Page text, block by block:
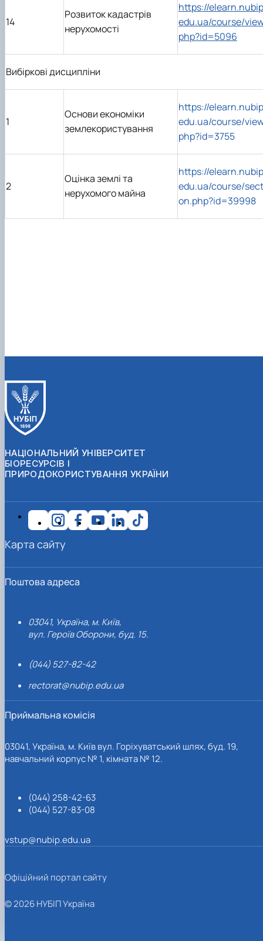
14
Розвиток кадастрів
нерухомості
https://
edu.ua/course/
php?id=5096
Вибіркові дисципліни
1
Основи економіки
землекористування
https://
edu.ua/course/
php?id=3755
2
Оцінка землі та
нерухомого майна
https://
edu.ua/course/
on.php?id=39998
НАЦІОНАЛЬНИЙ УНІВЕРСИТЕТ
БІОРЕСУРСІВ І
ПРИРОДОКОРИСТУВАННЯ УКРАЇНИ
Поштова адреса
03041, Україна, м. Київ,
вул. Героїв Оборони, буд. 15.
(044) 527-82-42
rectorat@nubip.edu.ua
Приймальна комісія
03041, Україна, м. Київ вул. Горіхуватський шлях, буд. 19,
навчальний корпус № 1, кімната № 12.
(044) 258-42-63
(044) 527-83-08
vstup@nubip.edu.ua
Карта сайту
Офіційний портал сайту
© 2026 НУБІП Україна